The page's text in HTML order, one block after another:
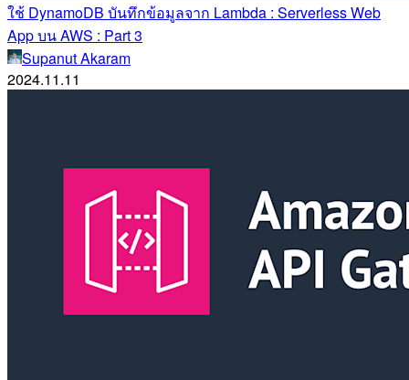
ใช้ DynamoDB บันทึกข้อมูลจาก Lambda : Serverless Web
App บน AWS : Part 3
Supanut Akaram
2024.11.11